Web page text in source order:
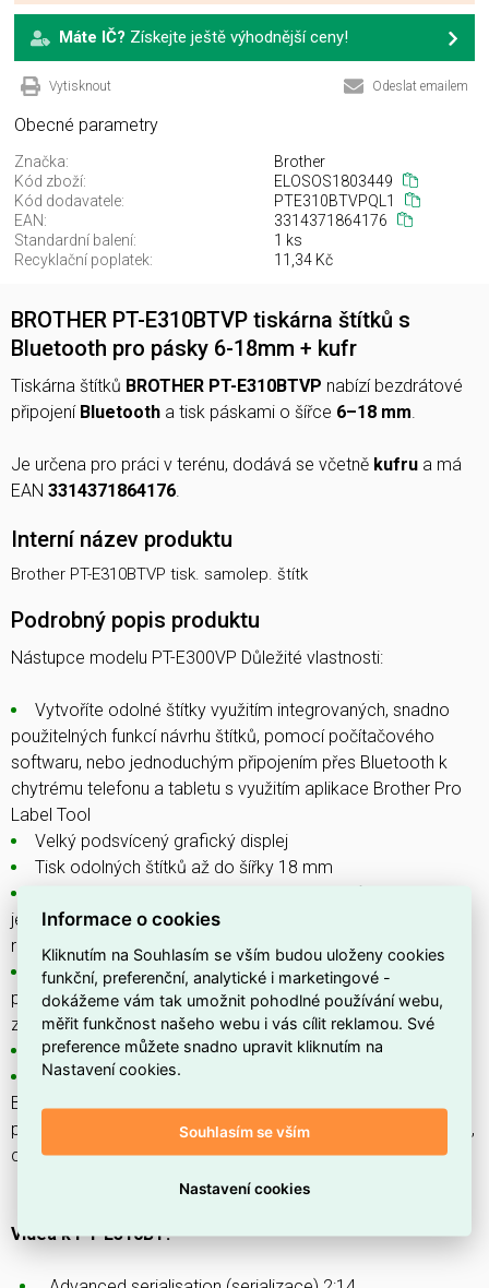
Máte IČ? Získejte ještě výhodnější ceny!
Vytisknout Odeslat emailem
Obecné parametry
Značka:
Brother
Kód zboží:
ELOSOS1803449
Kód dodavatele:
PTE310BTVPQL1
EAN:
3314371864176
Standardní balení:
1 ks
Recyklační poplatek:
11,34 Kč
BROTHER PT-E310BTVP tiskárna štítků s
Bluetooth pro pásky 6-18mm + kufr
Tiskárna štítků BROTHER PT-E310BTVP nabízí bezdrátové
připojení Bluetooth a tisk páskami o šířce 6–18 mm.
Je určena pro práci v terénu, dodává se včetně kufru a má
EAN 3314371864176.
Interní název produktu
Brother PT-E310BTVP tisk. samolep. štítk
Podrobný popis produktu
Nástupce modelu PT-E300VP Důležité vlastnosti:
Vytvoříte odolné štítky využitím integrovaných, snadno
použitelných funkcí návrhu štítků, pomocí počítačového
softwaru, nebo jednoduchým připojením přes Bluetooth k
chytrému telefonu a tabletu s využitím aplikace Brother Pro
Label Tool
Velký podsvícený grafický displej
Tisk odolných štítků až do šířky 18 mm
jednotka odstřihu s funkcí odstřih / pokračování textu
redukuje spotřebu pásky
Šest 1dotykových kláves obecných aplikací, identifikací
panelových štítků, praporků / obalů kabelů, svorkovnic a
zásuvných panelů
Tisk štítků obsahujících QR kód / 2D čárový kód a logo
Kompatibilní s řadou pásek Pro Tapes společnosti
Brother, které jsou speciálně navrženy pro aplikace
průmyslového značení a poskytují odolnost vůči vodě, oděru,
chemikáliím a teplotním extrémům.
Videa k PT-E310BT:
Informace o cookies
Kliknutím na Souhlasím se vším budou uloženy cookies
funkční, preferenční, analytické i marketingové -
dokážeme vám tak umožnit pohodlné používání webu,
měřit funkčnost našeho webu i vás cílit reklamou. Své
preference můžete snadno upravit kliknutím na
Nastavení cookies.
Souhlasím se vším
Nastavení cookies